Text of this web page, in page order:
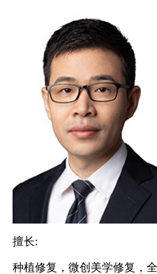
擅长:
种植修复，微创美学修复，